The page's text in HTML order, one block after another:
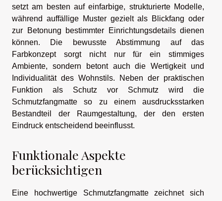
setzt am besten auf einfarbige, strukturierte Modelle,
während auffällige Muster gezielt als Blickfang oder
zur Betonung bestimmter Einrichtungsdetails dienen
können. Die bewusste Abstimmung auf das
Farbkonzept sorgt nicht nur für ein stimmiges
Ambiente, sondern betont auch die Wertigkeit und
Individualität des Wohnstils. Neben der praktischen
Funktion als Schutz vor Schmutz wird die
Schmutzfangmatte so zu einem ausdrucksstarken
Bestandteil der Raumgestaltung, der den ersten
Eindruck entscheidend beeinflusst.
Funktionale Aspekte
berücksichtigen
Eine hochwertige Schmutzfangmatte zeichnet sich